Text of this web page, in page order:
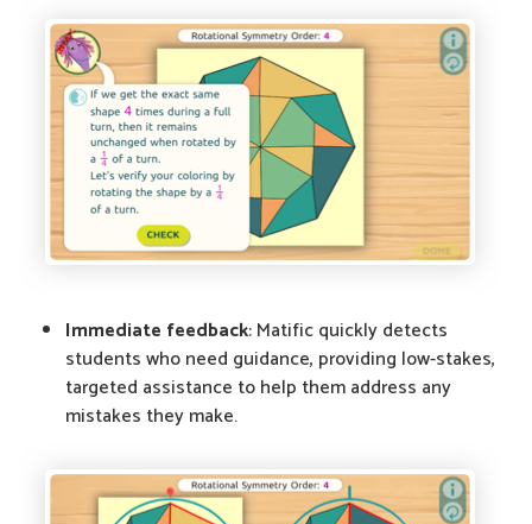
Immediate feedback: Matific quickly detects
students who need guidance, providing low-stakes,
targeted assistance to help them address any
mistakes they make.